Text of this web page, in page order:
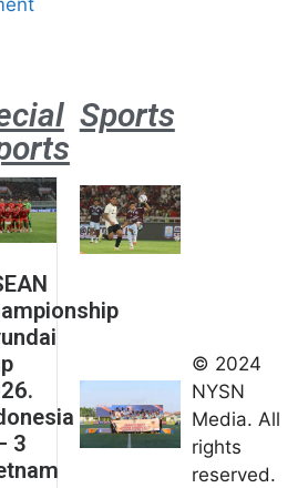
3
Sports
umum
Kejurnas
Panahan
Junior di
Kudus
© 2024
NYSN
Media. All
rights
reserved.